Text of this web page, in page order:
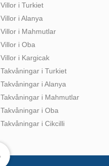
Villor i Turkiet
Villor i Alanya
Villor i Mahmutlar
Villor i Oba
Villor i Kargicak
Takvåningar i Turkiet
Takvåningar i Alanya
Takvåningar i Mahmutlar
Takvåningar i Oba
Takvåningar i Cikcilli